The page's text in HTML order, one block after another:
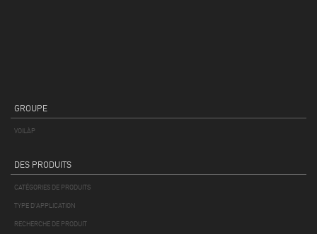
GROUPE
VOILÀP
DES PRODUITS
CATÉGORIES DE PRODUITS
TYPE D'APPLICATION
RECHERCHE DE PRODUIT